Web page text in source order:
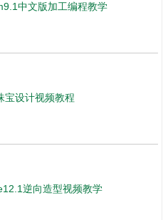
中文版加工编程教学
宝设计视频教程
逆向造型视频教学